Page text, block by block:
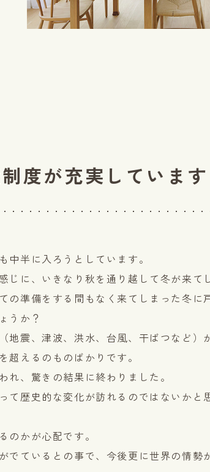
度が充実しています
中半に入ろうとしています。
に、いきなり秋を通り越して冬が来て
の準備をする間もなく来てしまった冬に
うか？
地震、津波、洪水、台風、干ばつなど）
超えるのものばかりです。
れ、驚きの結果に終わりました。
て歴史的な変化が訪れるのではないかと
のかが心配です。
でているとの事で、今後更に世界の情勢